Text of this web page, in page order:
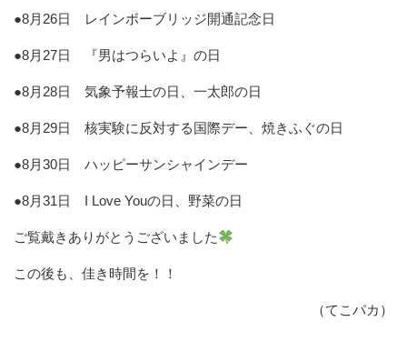
●8月26日 レインボーブリッジ開通記念日
●8月27日 『男はつらいよ』の日
●8月28日 気象予報士の日、一太郎の日
●8月29日 核実験に反対する国際デー、焼きふぐの日
●8月30日 ハッピーサンシャインデー
●8月31日 I Love Youの日、野菜の日
ご覧戴きありがとうございました
この後も、佳き時間を！！
（てこパカ）